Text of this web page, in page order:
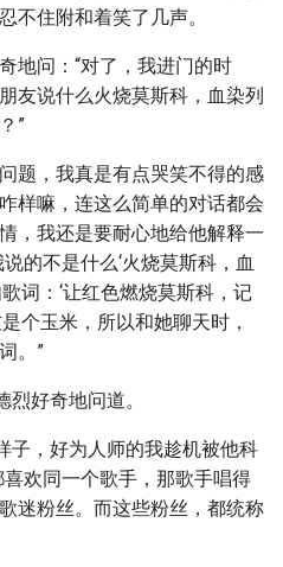
不住附和着笑了几声。
地问：“对了，我进门的时
友说什么火烧莫斯科，血染列
”
题，我真是有点哭笑不得的感
样嘛，连这么简单的对话都会
，我还是要耐心地给他解释一
的不是什么‘火烧莫斯科，血
词：‘让红色燃烧莫斯科，记
个玉米，所以和她聊天时，
。”
烈好奇地问道。
子，好为人师的我趁机被他科
欢同一个歌手，那歌手唱得
迷粉丝。而这些粉丝，都统称